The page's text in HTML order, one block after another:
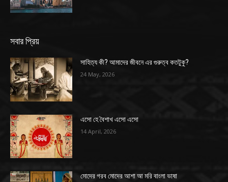
সবার প্রিয়
সাহিত্য কী? আমাদের জীবনে এর গুরুত্ব কতটুকু?
24 May, 2026
এসো হে বৈশাখ এসো এসো
14 April, 2026
মোদের গরব মোদের আশা আ মরি বাংলা ভাষা